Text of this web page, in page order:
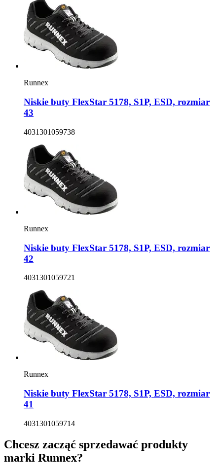
Runnex
Niskie buty FlexStar 5178, S1P, ESD, rozmiar
43
4031301059738
Runnex
Niskie buty FlexStar 5178, S1P, ESD, rozmiar
42
4031301059721
Runnex
Niskie buty FlexStar 5178, S1P, ESD, rozmiar
41
4031301059714
Chcesz zacząć sprzedawać produkty
marki Runnex?